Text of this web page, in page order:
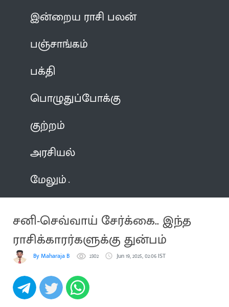
இன்றைய ராசி பலன்
பஞ்சாங்கம்
பக்தி
பொழுதுப்போக்கு
குற்றம்
அரசியல்
மேலும்
சனி-செவ்வாய் சேர்க்கை.. இந்த
ராசிக்காரர்களுக்கு துன்பம்
By Maharaja B 2302 Jun 19, 2025, 02:06 IST